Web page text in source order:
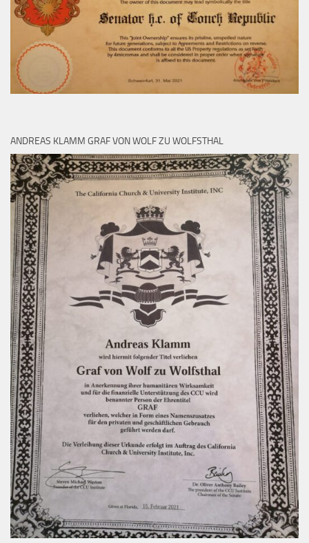
ANDREAS KLAMM GRAF VON WOLF ZU WOLFSTHAL